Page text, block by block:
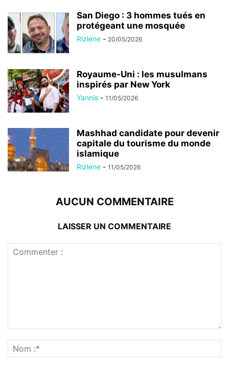
San Diego : 3 hommes tués en
protégeant une mosquée
Rizlene - 20/05/2026
Royaume-Uni : les musulmans
inspirés par New York
Yannis - 11/05/2026
Mashhad candidate pour devenir
capitale du tourisme du monde
islamique
Rizlene - 11/05/2026
AUCUN COMMENTAIRE
LAISSER UN COMMENTAIRE